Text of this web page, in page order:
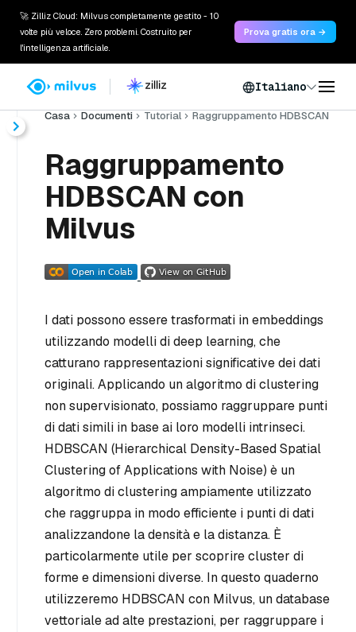
🚀 Zilliz Cloud: Milvus completamente gestito - 10
volte più veloce. Zero problemi. Costruito per
l'intelligenza artificiale.
Prova gratis ora →
Italiano
Casa Documenti Tutorial Raggruppamento HDBSCAN
Raggruppamento
HDBSCAN con
Milvus
I dati possono essere trasformati in embeddings
utilizzando modelli di deep learning, che
catturano rappresentazioni significative dei dati
originali. Applicando un algoritmo di clustering
non supervisionato, possiamo raggruppare punti
di dati simili in base ai loro modelli intrinseci.
HDBSCAN (Hierarchical Density-Based Spatial
Clustering of Applications with Noise) è un
algoritmo di clustering ampiamente utilizzato
che raggruppa in modo efficiente i punti di dati
analizzandone la densità e la distanza. È
particolarmente utile per scoprire cluster di
forme e dimensioni diverse. In questo quaderno
utilizzeremo HDBSCAN con Milvus, un database
vettoriale ad alte prestazioni, per raggruppare i